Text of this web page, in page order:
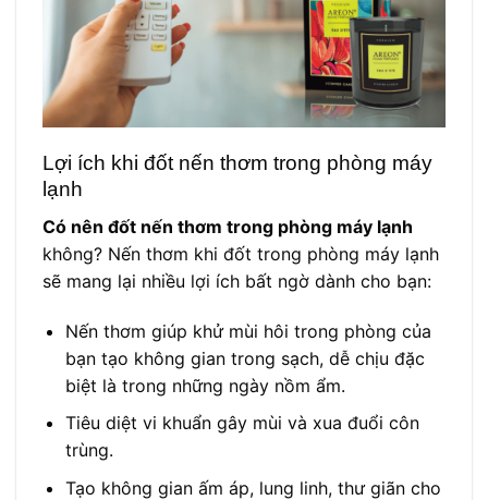
Lợi ích khi đốt nến thơm trong phòng máy
lạnh
Có nên đốt nến thơm trong phòng máy lạnh
không? Nến thơm khi đốt trong phòng máy lạnh
sẽ mang lại nhiều lợi ích bất ngờ dành cho bạn:
Nến thơm giúp khử mùi hôi trong phòng của
bạn tạo không gian trong sạch, dễ chịu đặc
biệt là trong những ngày nồm ẩm.
Tiêu diệt vi khuẩn gây mùi và xua đuổi côn
trùng.
Tạo không gian ấm áp, lung linh, thư giãn cho